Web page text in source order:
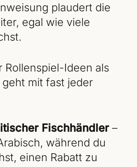
plaudert die
egal wie viele
Rollenspiel-Ideen als
mit fast jeder
Fischhändler –
während du
einen Rabatt zu